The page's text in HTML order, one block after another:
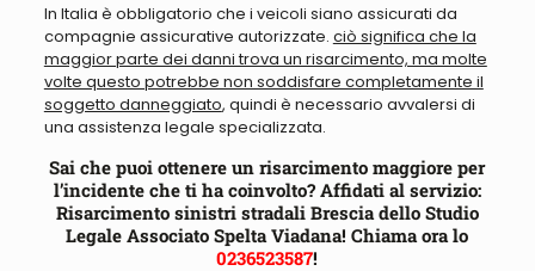
In Italia è obbligatorio che i veicoli siano assicurati da
compagnie assicurative autorizzate. ciò significa che la
maggior parte dei danni trova un risarcimento, ma molte
volte questo potrebbe non soddisfare completamente il
soggetto danneggiato, quindi è necessario avvalersi di
una assistenza legale specializzata.
Sai che puoi ottenere un risarcimento maggiore per
l’incidente che ti ha coinvolto? Affidati al servizio:
Risarcimento sinistri stradali Brescia dello Studio
Legale Associato Spelta Viadana! Chiama ora lo
0236523587!